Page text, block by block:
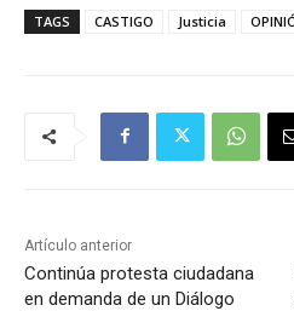
TAGS CASTIGO Justicia
Artículo anterior
Continúa protesta ciudadana
en demanda de un Diálogo